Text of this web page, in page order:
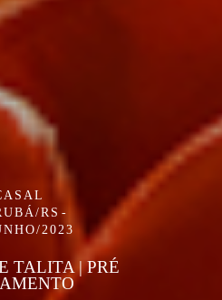
RS
2023
TALITA | PRÉ